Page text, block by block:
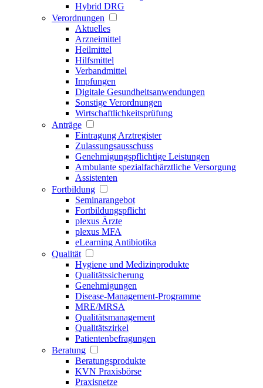
Hybrid DRG
Verordnungen
Aktuelles
Arzneimittel
Heilmittel
Hilfsmittel
Verbandmittel
Impfungen
Digitale Gesundheitsanwendungen
Sonstige Verordnungen
Wirtschaftlichkeitsprüfung
Anträge
Eintragung Arztregister
Zulassungsausschuss
Genehmigungspflichtige Leistungen
Ambulante spezialfachärztliche Versorgung
Assistenten
Fortbildung
Seminarangebot
Fortbildungspflicht
plexus Ärzte
plexus MFA
eLearning Antibiotika
Qualität
Hygiene und Medizinprodukte
Qualitätssicherung
Genehmigungen
Disease-Management-Programme
MRE/MRSA
Qualitätsmanagement
Qualitätszirkel
Patientenbefragungen
Beratung
Beratungsprodukte
KVN Praxisbörse
Praxisnetze